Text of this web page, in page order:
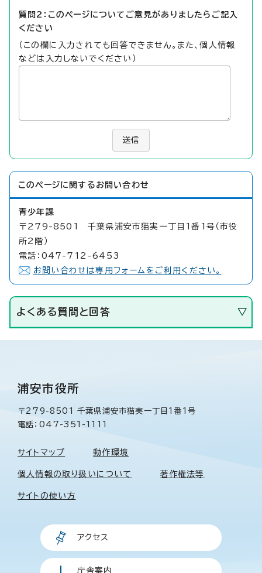
質問2：このページについてご意見がありましたらご記入
ください
（この欄に入力されても回答できません。また、個人情報
などは入力しないでください）
送信
このページに関する お問い合わせ
青少年課
〒279-8501 千葉県浦安市猫実一丁目1番1号（市役
所2階）
電話：047-712-6453
お問い合わせは専用フォームをご利用ください。
よくある質問と回答
浦安市役所
〒279-8501 千葉県浦安市猫実一丁目1番1号
電話：047-351-1111
サイトマップ 動作環境
個人情報の取り扱いについて 著作権法等
サイトの使い方
アクセス
庁舎案内